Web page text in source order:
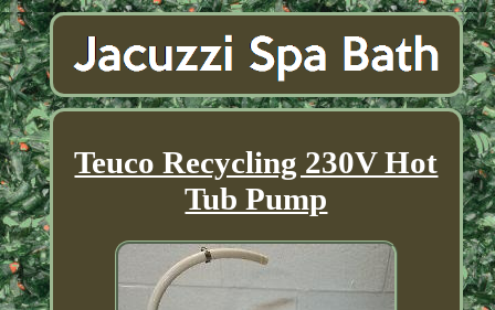
Teuco Recycling 230V Hot
Tub Pump